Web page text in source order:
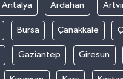
Antalya Ardahan
Bursa Çanakkale
Gaziantep Giresun